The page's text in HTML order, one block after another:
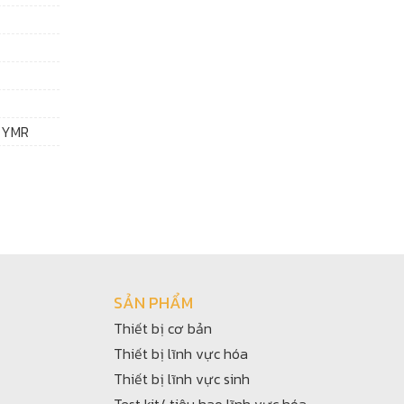
SẢN PHẨM
Thiết bị cơ bản
Thiết bị lĩnh vực hóa
Thiết bị lĩnh vực sinh